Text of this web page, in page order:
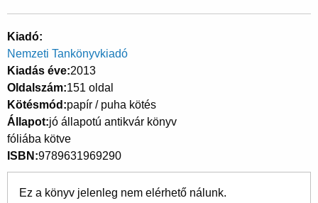
Kiadó
Nemzeti Tankönyvkiadó
Kiadás éve 2013
Oldalszám 151 oldal
Kötésmód papír / puha kötés
Állapot jó állapotú antikvár könyv
fóliába kötve
ISBN 9789631969290
Ez a könyv jelenleg nem elérhető nálunk.